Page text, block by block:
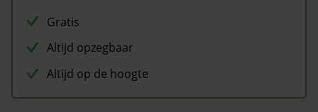
Gratis
Altijd opzegbaar
Altijd op de hoogte